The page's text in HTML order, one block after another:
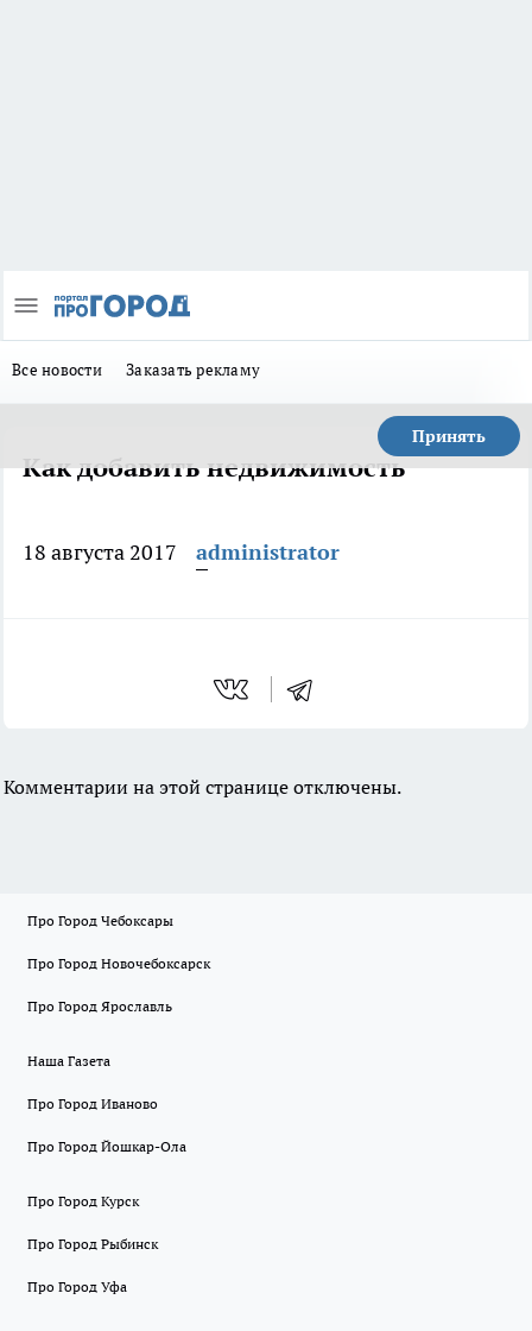
Все новости Заказать рекламу
Принять
Как добавить недвижимость
18 августа 2017 administrator
Комментарии на этой странице отключены.
Про Город Чебоксары
Про Город Новочебоксарск
Про Город Ярославль
Наша Газета
Про Город Иваново
Про Город Йошкар-Ола
Про Город Курск
Про Город Рыбинск
Про Город Уфа